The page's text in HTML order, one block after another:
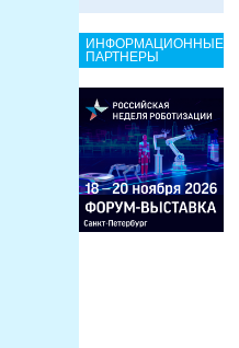
ИНФОРМАЦИОННЫЕ
ПАРТНЕРЫ